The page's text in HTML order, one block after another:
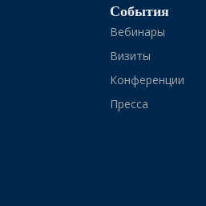
События
Вебинары
Визиты
Конференции
Пресса